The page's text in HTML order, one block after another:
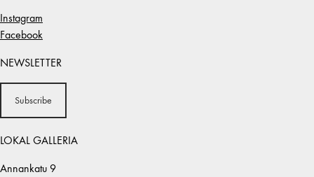
Instagram
Facebook
NEWSLETTER
Subscribe
LOKAL GALLERIA
Annankatu 9